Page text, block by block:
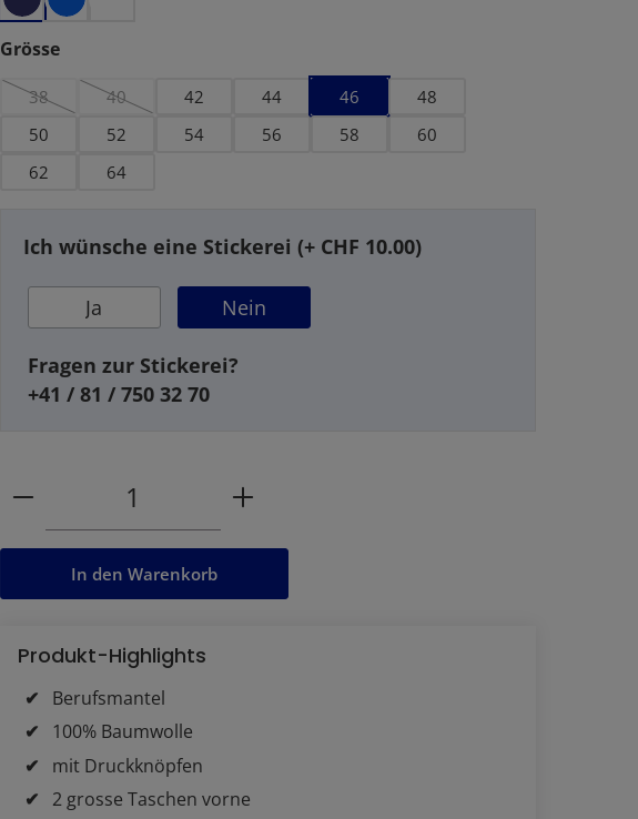
Grösseauswählen
38
(Diese Option ist zurzeit nicht verfügbar.)
40
(Diese Option ist zurzeit nicht verfügbar.)
42 44 46
48
50
52 54 56 58
60
62
64
Ich wünsche eine Stickerei (+ CHF 10.00)
Ja Nein
Fragen zur Stickerei?
+41 / 81 / 750 32 70
Produkt Anzahl: Gib den gewünschten Wert ein
In den Warenkorb
Produkt-Highlights
Berufsmantel
100% Baumwolle
mit Druckknöpfen
2 grosse Taschen vorne